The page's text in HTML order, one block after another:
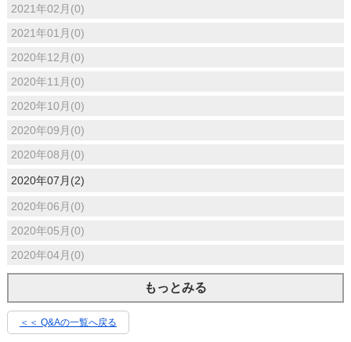
2021年02月(0)
2021年01月(0)
2020年12月(0)
2020年11月(0)
2020年10月(0)
2020年09月(0)
2020年08月(0)
2020年07月(2)
2020年06月(0)
2020年05月(0)
2020年04月(0)
もっとみる
＜＜ Q&Aの一覧へ戻る